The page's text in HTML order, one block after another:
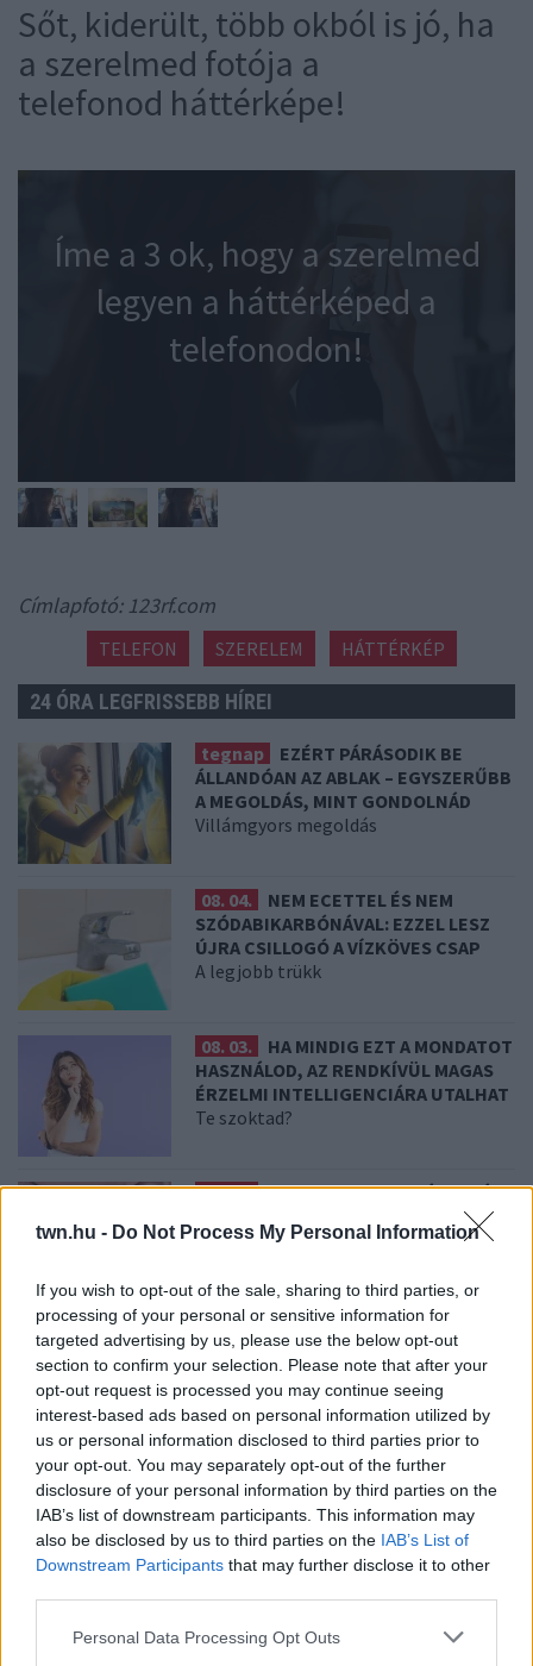
twn.hu - Do Not Process My Personal Information
If you wish to opt-out of the sale, sharing to third parties, or
processing of your personal or sensitive information for
targeted advertising by us, please use the below opt-out
section to confirm your selection. Please note that after your
opt-out request is processed you may continue seeing
interest-based ads based on personal information utilized by
us or personal information disclosed to third parties prior to
your opt-out. You may separately opt-out of the further
disclosure of your personal information by third parties on the
IAB’s list of downstream participants. This information may
also be disclosed by us to third parties on the IAB’s List of
Downstream Participants that may further disclose it to other
Please note that this website/app uses one or more Google
Personal Data Processing Opt Outs
Sőt, kiderült, több okból is jó, ha
a szerelmed fotója a
telefonod háttérképe!
Íme a 3 ok, hogy a szerelmed
legyen a háttérképed a
telefonodon!
Címlapfotó: 123rf.com
TELEFON SZERELEM HÁTTÉRKÉP
24 ÓRA LEGFRISSEBB HÍREI
tegnap
EZÉRT PÁRÁSODIK BE
ÁLLANDÓAN AZ ABLAK – EGYSZERŰBB
A MEGOLDÁS, MINT GONDOLNÁD
Villámgyors megoldás
08. 04.
NEM ECETTEL ÉS NEM
SZÓDABIKARBÓNÁVAL: EZZEL LESZ
ÚJRA CSILLOGÓ A VÍZKÖVES CSAP
A legjobb trükk
08. 03.
HA MINDIG EZT A MONDATOT
HASZNÁLOD, AZ RENDKÍVÜL MAGAS
ÉRZELMI INTELLIGENCIÁRA UTALHAT
Te szoktad?
08. 02.
SOKAN ROSSZUL TÁROLJÁK
CSÖKKENHET A HATÁSUK
08. 01.
EGYRE TÖBB FIATALNÁL JELENTKEZIK EZ A
VITAMINHIÁNY – ILYEN JELEKRE FIGYELJ
Erre figyelj!
07. 31.
NEM A CITROMSAV, AZ ECET VAGY A
SZÓDABIKARBÓNA A LEGERŐSEBB: EZT HASZNÁLJÁK A
SZÁLLODÁKBAN A VÍZKŐ ELLEN
Ez a szer tényleg eltünteti a vízkövet
07. 31.
HAGYD A SÓT: EGY CSIPET EBBŐL A FŐZŐVÍZBE,
ÉS SOKKAL FINOMABB LESZ A FŐTT KRUMPLI
Titkos hozzávaló
07. 31.
EZZEL LOCSOLD HETENTE EGYSZER: KÉTSZER